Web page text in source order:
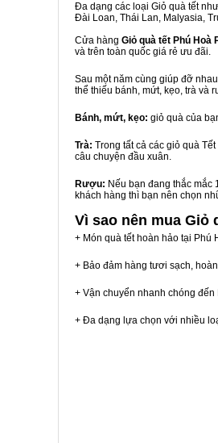
Đa dạng các loại Giỏ quà tết
Đài Loan, Thái Lan, Malyasia,
Cửa hàng Giỏ quà tết Phú Hoà
và trên toàn quốc giá rẻ ưu đãi.
Sau một năm cùng giúp đỡ
thể thiếu bánh, mứt, kẹo, trà và
Bánh, mứt, kẹo: giỏ quà của
Trà: Trong tất cả các giỏ quà
câu chuyện đầu xuân.
Rượu: Nếu bạn đang thắc mắc
khách hàng thì bạn nên chọn
Vì sao nên mua Giỏ
+ Món quà tết hoàn hảo tại Phú
+ Bảo đảm hàng tươi sạch,
+ Vận chuyển nhanh chóng
+ Đa dạng lựa chọn với nhiều